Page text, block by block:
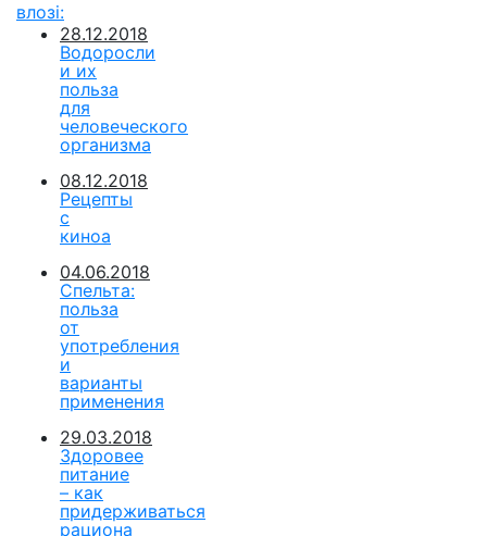
влозі:
28.12.2018
Водоросли
и их
польза
для
человеческого
организма
08.12.2018
Рецепты
с
киноа
04.06.2018
Спельта:
польза
от
употребления
и
варианты
применения
29.03.2018
Здоровее
питание
– как
придерживаться
рациона